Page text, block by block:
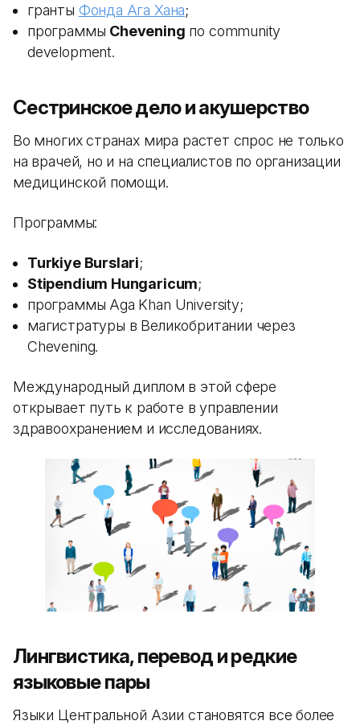
гранты Фонда Ага Хана;
программы Chevening по community
development.
Сестринское дело и акушерство
Во многих странах мира растет спрос не только
на врачей, но и на специалистов по организации
медицинской помощи.
Программы:
Turkiye Burslari;
Stipendium Hungaricum;
программы Aga Khan University;
магистратуры в Великобритании через
Chevening.
Международный диплом в этой сфере
открывает путь к работе в управлении
здравоохранением и исследованиях.
Лингвистика, перевод и редкие
языковые пары
Языки Центральной Азии становятся все более